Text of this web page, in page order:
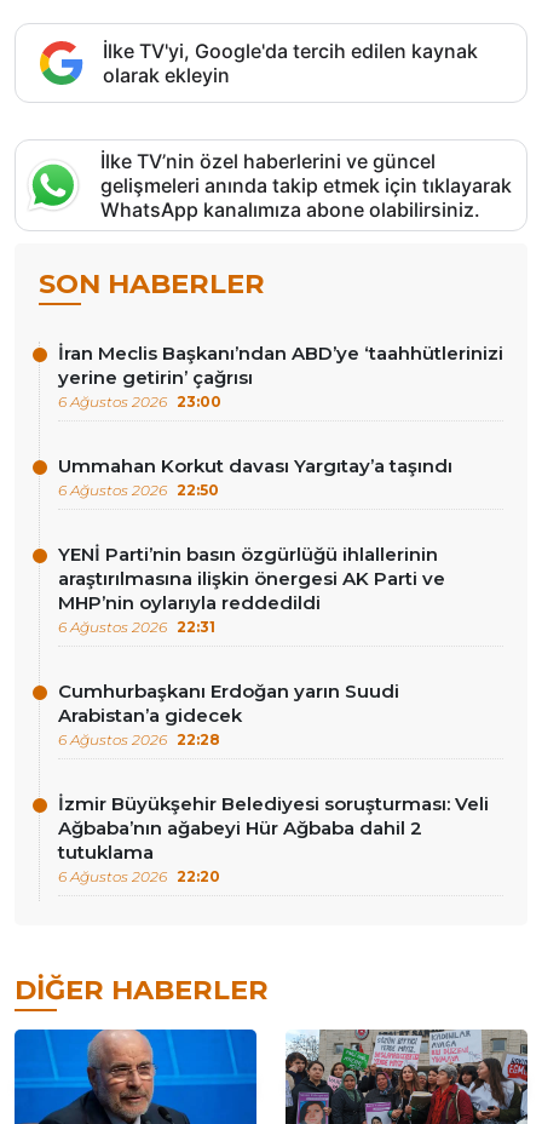
İlke TV'yi, Google'da tercih edilen kaynak
olarak ekleyin
İlke TV’nin özel haberlerini ve güncel
gelişmeleri anında takip etmek için tıklayarak
WhatsApp kanalımıza abone olabilirsiniz.
SON HABERLER
İran Meclis Başkanı’ndan ABD’ye ‘taahhütlerinizi
yerine getirin’ çağrısı
6 Ağustos 2026 23:00
Ummahan Korkut davası Yargıtay’a taşındı
6 Ağustos 2026 22:50
YENİ Parti’nin basın özgürlüğü ihlallerinin
araştırılmasına ilişkin önergesi AK Parti ve
MHP’nin oylarıyla reddedildi
6 Ağustos 2026 22:31
Cumhurbaşkanı Erdoğan yarın Suudi
Arabistan’a gidecek
6 Ağustos 2026 22:28
İzmir Büyükşehir Belediyesi soruşturması: Veli
Ağbaba’nın ağabeyi Hür Ağbaba dahil 2
tutuklama
6 Ağustos 2026 22:20
DIĞER HABERLER